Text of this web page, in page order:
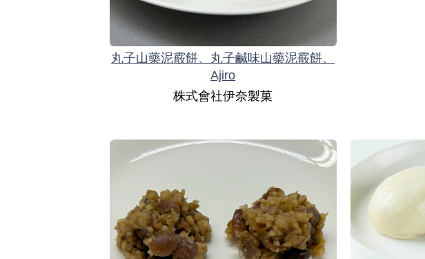
丸子山藥泥霰餅、丸子鹹味山藥泥霰餅、
Ajiro
株式會社伊奈製菓